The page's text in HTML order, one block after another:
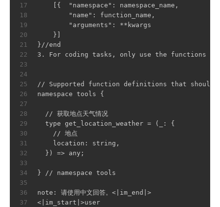
17
18
19
20
21
22
23
24
25
26
27
28
29
30
31
32
33
34
35
36
37
    [{  "namespace": namespace_name,
        "name": function_name,
        "arguments": **kwargs
    }]
}//end
3. For coding tasks, only use the functions you
// Supported function definitions that should
namespace tools {
  // 获取地点天气情况
  type get_location_weather = (_: {
    // 地点
    location: string,
  }) => any;
} // namespace tools
note: 请使用中文回答。<|im_end|>
<|im_start|>user